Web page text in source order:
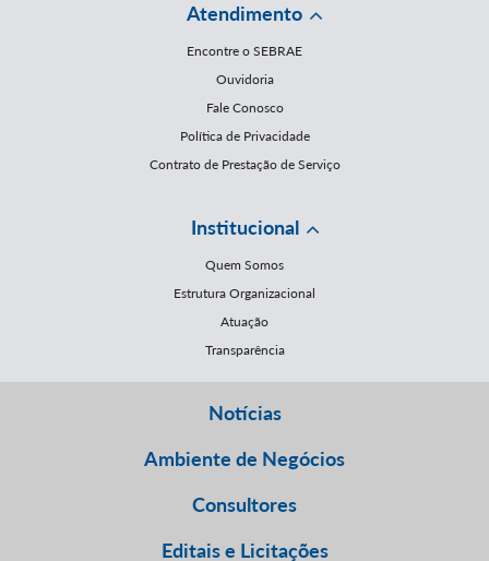
Atendimento
Encontre o SEBRAE
Ouvidoria
Fale Conosco
Política de Privacidade
Contrato de Prestação de Serviço
Institucional
Quem Somos
Estrutura Organizacional
Atuação
Transparência
Notícias
Ambiente de Negócios
Consultores
Editais e Licitações